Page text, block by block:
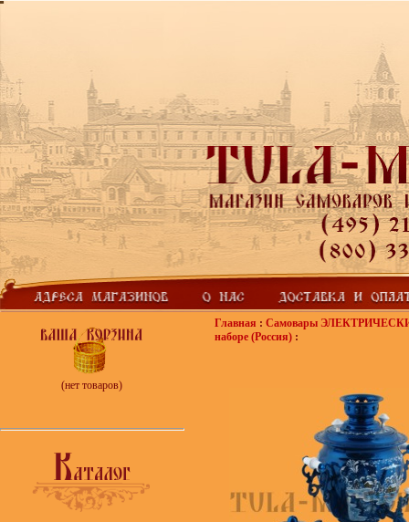
(нет товаров)
Главная : Самовары
наборе (Россия) :